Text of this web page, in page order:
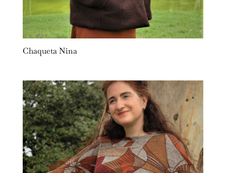
Chaqueta Nina